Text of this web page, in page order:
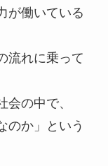
が働いている
流れに乗って
の中で、
のか」という